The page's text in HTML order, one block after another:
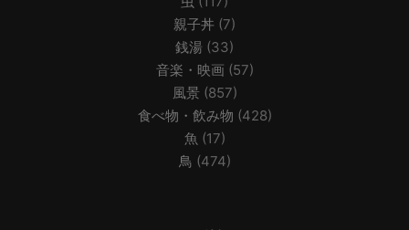
親子丼 (7)
銭湯 (33)
音楽・映画 (57)
風景(857)
食べ物・飲み物 (428)
魚 (17)
鳥 (474)